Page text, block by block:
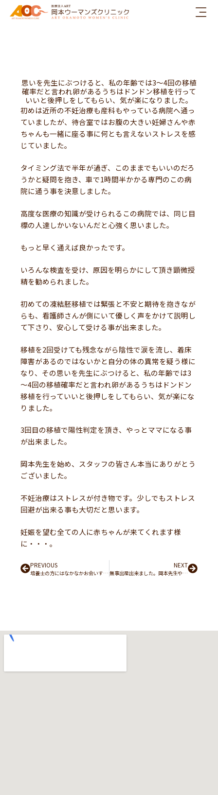
思いを先生にぶつけると、私の年齢では3～4回の移植
確率だと言われ卵があるうちはドンドン移植を行って
いいと後押しをしてもらい、気が楽になりました。
初めは近所の不妊治療も産科もやっている病院へ通っ
ていましたが、待合室ではお腹の大きい妊婦さんや赤
ちゃんも一緒に座る事に何とも言えないストレスを感
じていました。
タイミング法で半年が過ぎ、このままでもいいのだろ
うかと疑問を抱き、車で1時間半かかる専門のこの病
院に通う事を決意しました。
高度な医療の知識が受けられるこの病院では、同じ目
標の人達しかいないんだと心強く思いました。
もっと早く通えば良かったです。
いろんな検査を受け、原因を明らかにして頂き顕微授
精を勧められました。
初めての凍結胚移植では緊張と不安と期待を抱きなが
らも、看護師さんが側にいて優しく声をかけて説明し
て下さり、安心して受ける事が出来ました。
移植を2回受けても残念ながら陰性で涙を流し、着床
障害があるのではないかと自分の体の異常を疑う様に
なり、その思いを先生にぶつけると、私の年齢では3
～4回の移植確率だと言われ卵があるうちはドンドン
移植を行っていいと後押しをしてもらい、気が楽にな
りました。
3回目の移植で陽性判定を頂き、やっとママになる事
が出来ました。
岡本先生を始め、スタッフの皆さん本当にありがとう
ございました。
不妊治療はストレスが付き物です。少しでもストレス
回避が出来る事も大切だと思います。
妊娠を望む全ての人に赤ちゃんが来てくれます様
に・・・。
PrevPREVIOUS
培養士の方にはなかなかお会いする機会がありませんでしたが、大切な命を繋げてくれる、本当に素晴らしいお仕事だなと思います。
NEXT
無事出産出来ました。岡本先生やスタッフの皆さんのおかげだと思います。本当にありがとうございました。Next